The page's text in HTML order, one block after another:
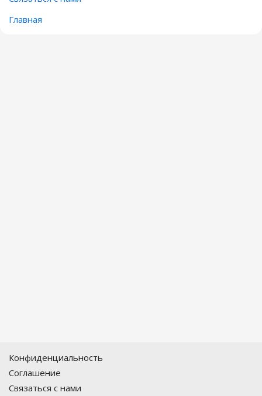
Главная
Конфиденциальность
Соглашение
Связаться с нами